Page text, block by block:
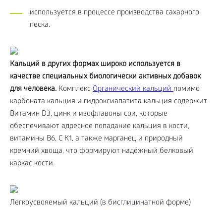
используется в процессе производства сахарного
песка.
Кальций в других формах широко используется в
качестве специальных биологически активных добавок
для человека. Комплекс Органический кальций помимо
карбоната кальция и гидроксиапатита кальция содержит
Витамин D3, цинк и изофлавоны сои, которые
обеспечивают адресное попадание кальция в кости,
витамины B6, С K1, а также марганец и природный
кремний хвоща, что формируют надёжный белковый
каркас кости.
Легкоусвояемый кальций (в бисглицинатной форме)